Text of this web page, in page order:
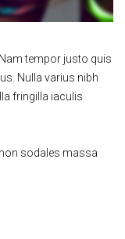
tempor justo quis
Nulla varius nibh
fringilla iaculis
sodales massa